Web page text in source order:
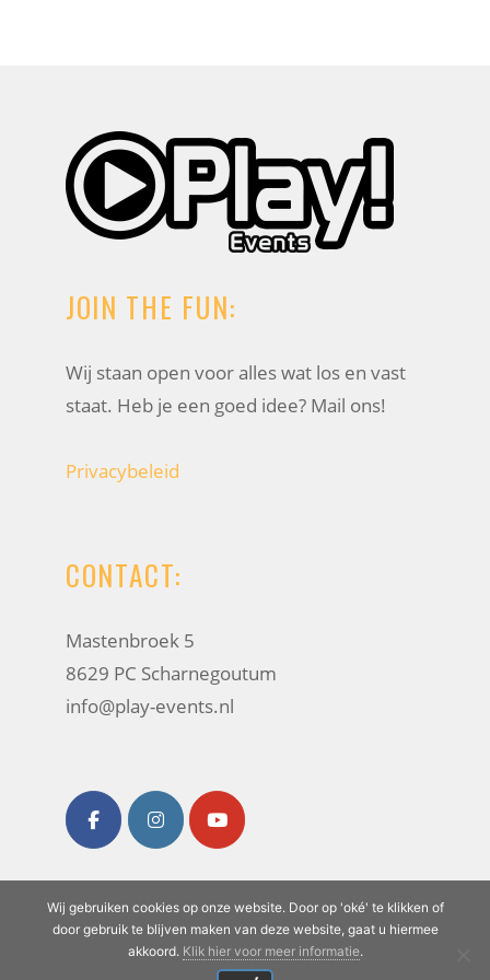
JOIN THE FUN:
Wij staan open voor alles wat los en vast
staat. Heb je een goed idee? Mail ons!
Privacybeleid
CONTACT:
Mastenbroek 5
8629 PC Scharnegoutum
info@play-events.nl
Play Events· Alle rechten voorbehouden
©2026| Website ontwikkeling door
Wij gebruiken cookies op onze website. Door op 'oké' te klikken of
door gebruik te blijven maken van deze website, gaat u hiermee
akkoord. Klik hier voor meer informatie.